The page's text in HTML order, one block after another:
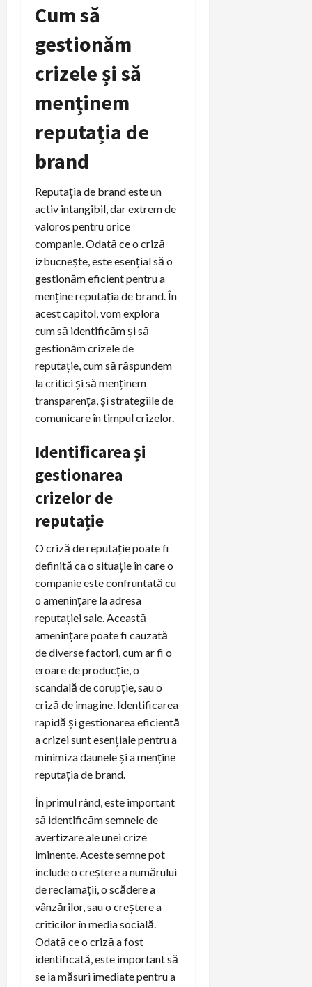
Cum să
gestionăm
crizele și să
menținem
reputația de
brand
Reputația de brand este un
activ intangibil, dar extrem de
valoros pentru orice
companie. Odată ce o criză
izbucnește, este esențial să o
gestionăm eficient pentru a
menține reputația de brand. În
acest capitol, vom explora
cum să identificăm și să
gestionăm crizele de
reputație, cum să răspundem
la critici și să menținem
transparența, și strategiile de
comunicare în timpul crizelor.
Identificarea și
gestionarea
crizelor de
reputație
O criză de reputație poate fi
definită ca o situație în care o
companie este confruntată cu
o amenințare la adresa
reputației sale. Această
amenințare poate fi cauzată
de diverse factori, cum ar fi o
eroare de producție, o
scandală de corupție, sau o
criză de imagine. Identificarea
rapidă și gestionarea eficientă
a crizei sunt esențiale pentru a
minimiza daunele și a menține
reputația de brand.
În primul rând, este important
să identificăm semnele de
avertizare ale unei crize
iminente. Aceste semne pot
include o creștere a numărului
de reclamații, o scădere a
vânzărilor, sau o creștere a
criticilor în media socială.
Odată ce o criză a fost
identificată, este important să
se ia măsuri imediate pentru a